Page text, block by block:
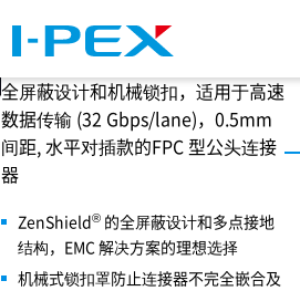
全屏蔽设计和机械锁扣，适用于高速
数据传输 (32 Gbps/lane)，0.5mm
间距, 水平对插款的FPC 型公头连接
器
ZenShield® 的全屏蔽设计和多点接地
结构，EMC 解决方案的理想选择
机械式锁扣罩防止连接器不完全嵌合及